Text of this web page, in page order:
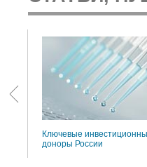
Ключевые
доноры России